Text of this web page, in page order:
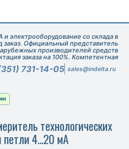
электрооборудование со склада в
заказ. Официальный представитель
производителей средств
заказа на 100%. Компетентная
при подборе оборудования.
731-14-05 sales@indelta.ru
технологических
петли 4...20 мА